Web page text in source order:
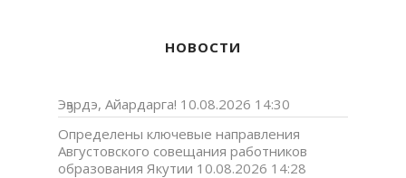
НОВОСТИ
Эҕэрдэ, Айардарга! 10.08.2026 14:30
Определены ключевые направления
Августовского совещания работников
образования Якутии 10.08.2026 14:28